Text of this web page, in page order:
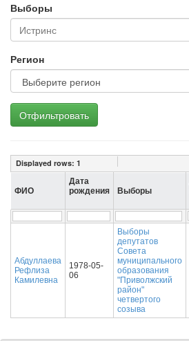
Выборы
Регион
Отфильтровать
Displayed rows: 1
ФИО
Дата
рождения
Выборы
Абдуллаева
Рефлиза
Камилевна
1978-05-
06
Выборы
депутатов
Совета
муниципального
образования
"Приволжский
район"
четвертого
созыва